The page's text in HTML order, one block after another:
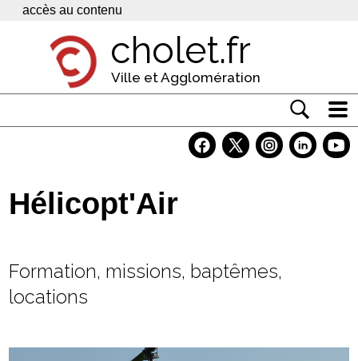
Panneau de gestion des cookies
accès au contenu
cholet.fr
Ville et Agglomération
Economie
Contacts
Hélicopt'Air
Formation, missions, baptêmes,
locations